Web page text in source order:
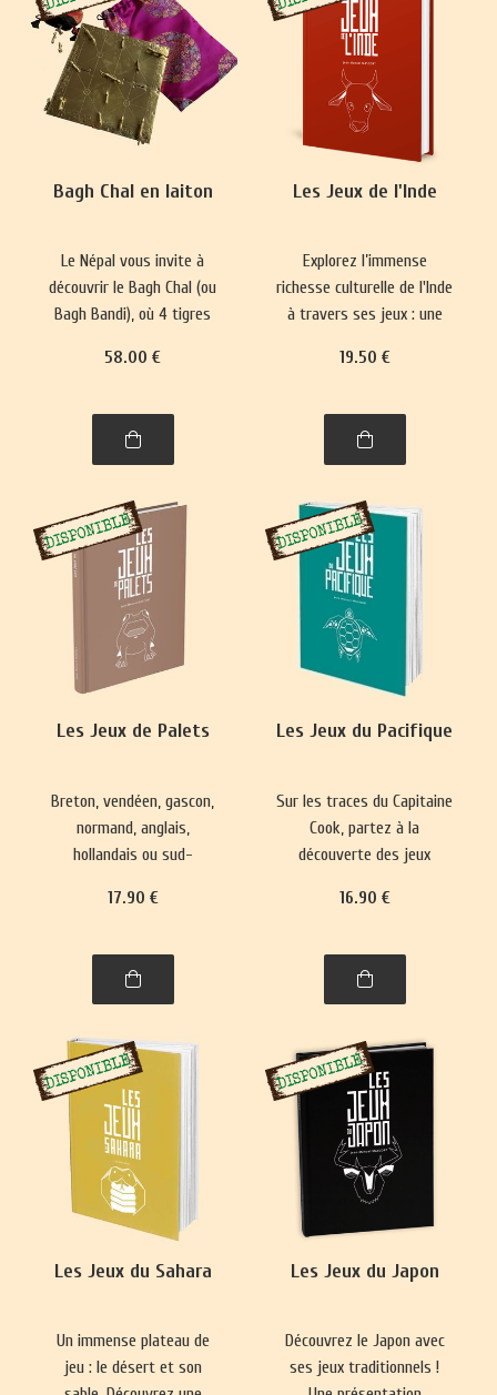
Bagh Chal en laiton
Le Népal vous invite à
découvrir le Bagh Chal (ou
Bagh Bandi), où 4 tigres
58.00 €
Les Jeux de l'Inde
Explorez l’immense
richesse culturelle de l'Inde
à travers ses jeux : une
divertissement, plaisir,
spiritualité. Un voyage
captivant dans l’histoire,
19.50 €
Les Jeux de Palets
Breton, vendéen, gascon,
normand, anglais,
hollandais ou sud-
se pratique presque
emmènera à la découverte
de nombre de ses
peu surprenantes.
17.90 €
Les Jeux du Pacifique
Sur les traces du Capitaine
Cook, partez à la
découverte des jeux
Nouvelle-Zélande,
de Brunei.
16.90 €
Les Jeux du Sahara
Un immense plateau de
jeu : le désert et son
Les Jeux du Japon
Découvrez le Japon avec
ses jeux traditionnels !